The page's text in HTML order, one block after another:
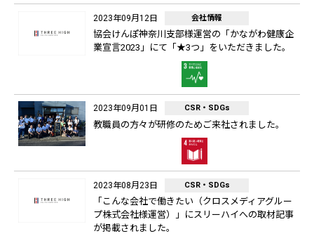
2023年09月12日 会社情報
協会けんぽ神奈川支部様運営の「かながわ健康企
業宣言2023」にて「★3つ」をいただきました。
2023年09月01日 CSR・SDGs
教職員の方々が研修のためご来社されました。
2023年08月23日 CSR・SDGs
「こんな会社で働きたい（クロスメディアグルー
プ株式会社様運営）」にスリーハイへの取材記事
が掲載されました。